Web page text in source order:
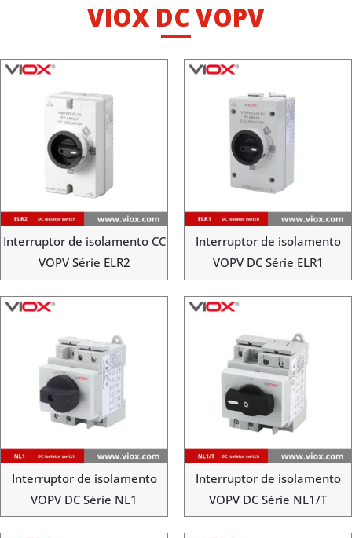
VIOX DC VOPV
Interruptor de isolamento CC
VOPV Série ELR2
Interruptor de isolamento
VOPV DC Série ELR1
Interruptor de isolamento
VOPV DC Série NL1
Interruptor de isolamento
VOPV DC Série NL1/T